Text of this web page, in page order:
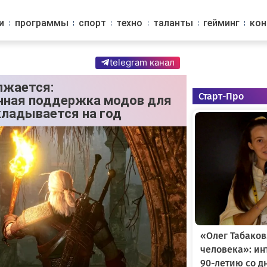
программы спорт техно таланты гейминг
telegram канал
поддержка модов для
на год
Старт-Про
«Олег
человека»:
90-летию со